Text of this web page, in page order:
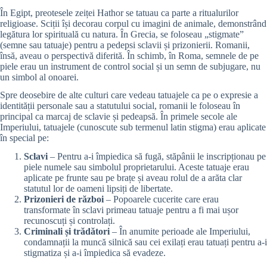
În Egipt, preotesele zeiței Hathor se tatuau ca parte a ritualurilor
religioase. Sciții își decorau corpul cu imagini de animale, demonstrând
legătura lor spirituală cu natura. În Grecia, se foloseau „stigmate”
(semne sau tatuaje) pentru a pedepsi sclavii și prizonierii. Romanii,
însă, aveau o perspectivă diferită. În schimb, în Roma, semnele de pe
piele erau un instrument de control social și un semn de subjugare, nu
un simbol al onoarei.
Spre deosebire de alte culturi care vedeau tatuajele ca pe o expresie a
identității personale sau a statutului social, romanii le foloseau în
principal ca marcaj de sclavie și pedeapsă. În primele secole ale
Imperiului, tatuajele (cunoscute sub termenul latin stigma) erau aplicate
în special pe:
Sclavi – Pentru a-i împiedica să fugă, stăpânii le inscripționau pe
piele numele sau simbolul proprietarului. Aceste tatuaje erau
aplicate pe frunte sau pe brațe și aveau rolul de a arăta clar
statutul lor de oameni lipsiți de libertate.
Prizonieri de război – Popoarele cucerite care erau
transformate în sclavi primeau tatuaje pentru a fi mai ușor
recunoscuți și controlați.
Criminali și trădători – În anumite perioade ale Imperiului,
condamnații la muncă silnică sau cei exilați erau tatuați pentru a-i
stigmatiza și a-i împiedica să evadeze.